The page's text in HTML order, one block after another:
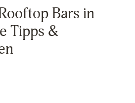
Bars in
Tipps &